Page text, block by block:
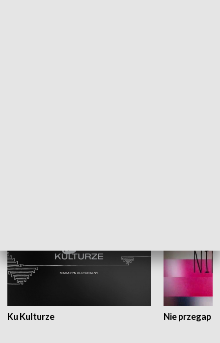
Ku Kulturze Nie przegap